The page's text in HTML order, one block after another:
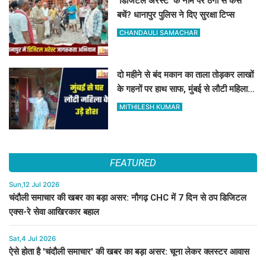
बचें? धानापुर पुलिस ने दिए सुरक्षा टिप्स
CHANDAULI SAMACHAR
दो महीने से बंद मकान का ताला तोड़कर लाखों
के गहनों पर हाथ साफ, मुंबई से लौटी महिला
सन्न
MITHILESH KUMAR
FEATURED
Sun,12 Jul 2026
चंदौली समाचार की खबर का बड़ा असर: नौगढ़ CHC में 7 दिन से ठप डिजिटल
एक्स-रे सेवा आखिरकार बहाल
Sat,4 Jul 2026
ऐसे होता है 'चंदौली समाचार' की खबर का बड़ा असर: चूना लेकर क्लस्टर आवास